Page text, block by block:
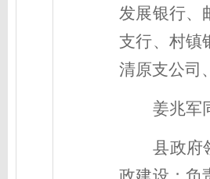
发展银行、
支行、村镇
清原支公司
姜兆军
县政府